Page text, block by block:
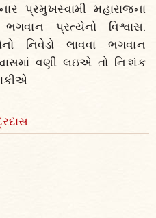
પ્રમુખસ્વામી મહારાજના
પ્રત્યેનો વિશ્વાસ.
નિવેડો લાવવા ભગવાન
વણી લઇએ તો નિ:શંક